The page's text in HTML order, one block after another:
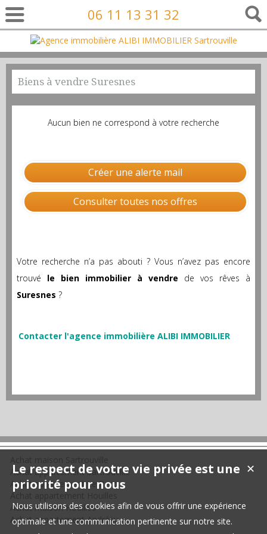
06 11 13 31 32
Biens à vendre Suresnes
Aucun bien ne correspond à votre recherche
Créer une alerte mail
Consulter toutes nos offres
Votre recherche n’a pas abouti ? Vous n’avez pas encore
trouvé le bien immobilier à vendre de vos rêves à
Suresnes ?
Contacter l'agence immobilière ALIBI IMMOBILIER
Achat appartement Sartrouville
Achat appartement Le Pecq
Achat appartement Houilles
Achat maison Houilles
Achat appartement Andrésy
✕
Le respect de votre vie privée est une
priorité pour nous
Nous utilisons des cookies afin de vous offrir une expérience
optimale et une communication pertinente sur notre site.